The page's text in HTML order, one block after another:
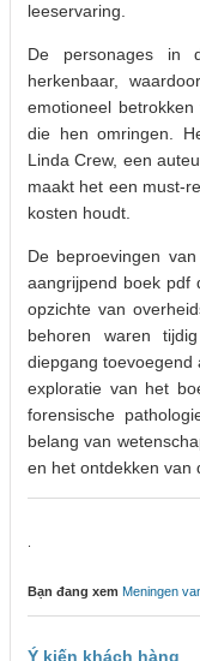
leeservaring.
De personages in
herkenbaar,
emotioneel
die hen omringen.
Linda Crew, een
maakt het een must-
kosten houdt.
De beproevingen
aangrijpend boek pdf
opzichte van
behoren waren
diepgang toevoegend
exploratie van het
forensische
belang van
en het ontdekken van
Bạn đang xem Meningen
Ý kiến khách hàng